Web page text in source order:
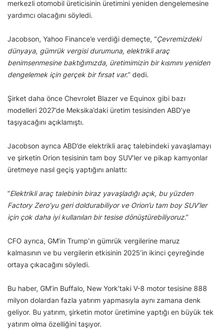
merkezli otomobil üreticisinin üretimini yeniden dengelemesine
yardımcı olacağını söyledi.
Jacobson, Yahoo Finance’e verdiği demeçte, “Çevremizdeki
dünyaya, gümrük vergisi durumuna, elektrikli araç
benimsenmesine baktığımızda, üretimimizin bir kısmını yeniden
dengelemek için gerçek bir fırsat var.” dedi.
Şirket daha önce Chevrolet Blazer ve Equinox gibi bazı
modelleri 2027’de Meksika’daki üretim tesisinden ABD’ye
taşıyacağını açıklamıştı.
Jacobson ayrıca ABD’de elektrikli araç talebindeki yavaşlamayı
ve şirketin Orion tesisinin tam boy SUV’ler ve pikap kamyonlar
üretmeye nasıl geçiş yaptığını anlattı:
“Elektrikli araç talebinin biraz yavaşladığı açık, bu yüzden
Factory Zero’yu geri doldurabiliyor ve Orion’u tam boy SUV’ler
için çok daha iyi kullanılan bir tesise dönüştürebiliyoruz.”
CFO ayrıca, GM’in Trump’ın gümrük vergilerine maruz
kalmasının ve bu vergilerin etkisinin 2025’in ikinci çeyreğinde
ortaya çıkacağını söyledi.
Bu haber, GM’in Buffalo, New York’taki V-8 motor tesisine 888
milyon dolardan fazla yatırım yapmasıyla aynı zamana denk
geliyor. Bu yatırım, şirketin motor üretimine yaptığı en büyük tek
yatırım olma özelliğini taşıyor.